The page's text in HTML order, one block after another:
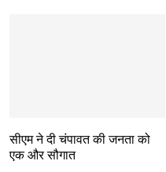
सीएम ने दी चंपावत की जनता को
एक और सौगात